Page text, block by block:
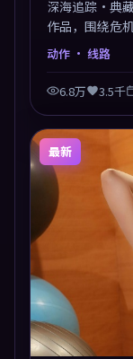
深海追踪·典
作品，围绕危
凑，值得推荐观
动作 · 线路
6.8万 3.5千
最新